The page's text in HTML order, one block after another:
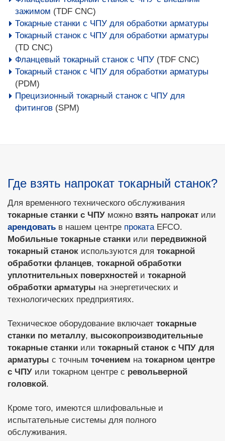
зажимом (TDF CNC)
Токарные станки с ЧПУ для обработки арматуры
Токарный станок с ЧПУ для обработки арматуры
(TD CNC)
Фланцевый токарный станок с ЧПУ (TDF CNC)
Токарный станок с ЧПУ для обработки арматуры
(PDM)
Прецизионный токарный станок с ЧПУ для
фитингов (SPM)
Где взять напрокат токарный станок?
Для временного технического обслуживания
токарные станки с ЧПУ можно взять напрокат или
арендовать в нашем центре прокатаEFCO.
Мобильные токарные станки или передвижной
токарный станок используются для токарной
обработки фланцев, токарной обработки
уплотнительных поверхностей и токарной
обработки арматуры на энергетических и
технологических предприятиях.
Техническое оборудование включает токарные
станки по металлу, высокопроизводительные
токарные станки или токарный станок с ЧПУ для
арматуры с точным точением на токарном центре
с ЧПУ или токарном центре с револьверной
головкой.
Кроме того, имеются шлифовальные и
испытательные системы для полного
обслуживания.